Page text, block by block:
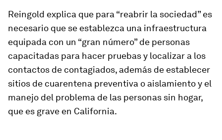
Reingold explica que para “reabrir la sociedad” es
necesario que se establezca una infraestructura
equipada con un “gran número”de personas
capacitadas para hacer pruebas y localizar a los
contactos de contagiados, además de establecer
sitios de cuarentena preventiva o aislamiento y el
manejo del problema de las personas sin hogar,
que es grave en California.